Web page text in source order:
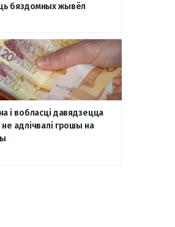
бяздомных жывёл
і вобласці давядзецца
адлічвалі грошы на